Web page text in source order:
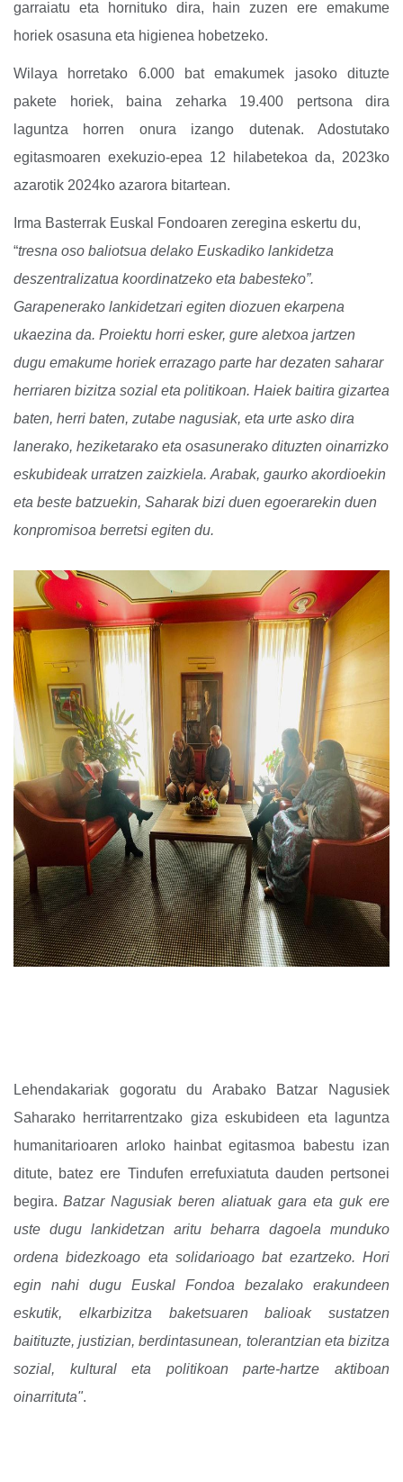
garraiatu eta hornituko dira, hain zuzen ere emakume
horiek osasuna eta higienea hobetzeko.
Wilaya horretako 6.000 bat emakumek jasoko dituzte
pakete horiek, baina zeharka 19.400 pertsona dira
laguntza horren onura izango dutenak.
Adostutako
egitasmoaren exekuzio-epea 12 hilabetekoa da, 2023ko
azarotik 2024ko azarora bitartean.
Irma Basterrak Euskal Fondoaren zeregina eskertu du,
“tresna oso baliotsua delako Euskadiko lankidetza
deszentralizatua koordinatzeko eta babesteko”.
Garapenerako lankidetzari egiten diozuen ekarpena
ukaezina da. Proiektu horri esker, gure aletxoa jartzen
dugu emakume horiek errazago parte har dezaten saharar
herriaren bizitza sozial eta politikoan. Haiek baitira gizartea
baten, herri baten, zutabe nagusiak, eta urte asko dira
lanerako, heziketarako eta osasunerako dituzten oinarrizko
eskubideak urratzen zaizkiela. Arabak, gaurko akordioekin
eta beste batzuekin, Saharak bizi duen egoerarekin duen
konpromisoa berretsi egiten du.
Lehendakariak gogoratu du Arabako Batzar Nagusiek
Saharako herritarrentzako giza eskubideen eta laguntza
humanitarioaren arloko hainbat egitasmoa babestu izan
ditute, batez ere Tindufen errefuxiatuta dauden pertsonei
begira. Batzar Nagusiak beren aliatuak gara eta guk ere
uste dugu lankidetzan aritu beharra dagoela munduko
ordena bidezkoago eta solidarioago bat ezartzeko. Hori
egin nahi dugu Euskal Fondoa bezalako erakundeen
eskutik, elkarbizitza baketsuaren balioak sustatzen
baitituzte, justizian, berdintasunean, tolerantzian eta bizitza
sozial, kultural eta politikoan parte-hartze aktiboan
oinarrituta".